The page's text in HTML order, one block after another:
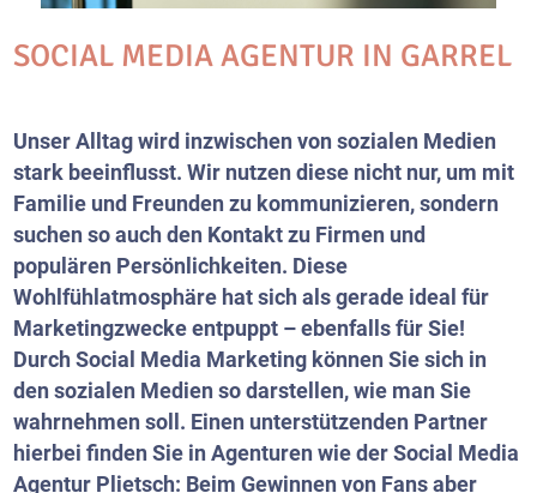
SOCIAL MEDIA AGENTUR IN GARREL
Unser Alltag wird inzwischen von sozialen Medien
stark beeinflusst. Wir nutzen diese nicht nur, um mit
Familie und Freunden zu kommunizieren, sondern
suchen so auch den Kontakt zu Firmen und
populären Persönlichkeiten. Diese
Wohlfühlatmosphäre hat sich als gerade ideal für
Marketingzwecke entpuppt – ebenfalls für Sie!
Durch Social Media Marketing können Sie sich in
den sozialen Medien so darstellen, wie man Sie
wahrnehmen soll. Einen unterstützenden Partner
hierbei finden Sie in Agenturen wie der Social Media
Agentur Plietsch: Beim Gewinnen von Fans aber